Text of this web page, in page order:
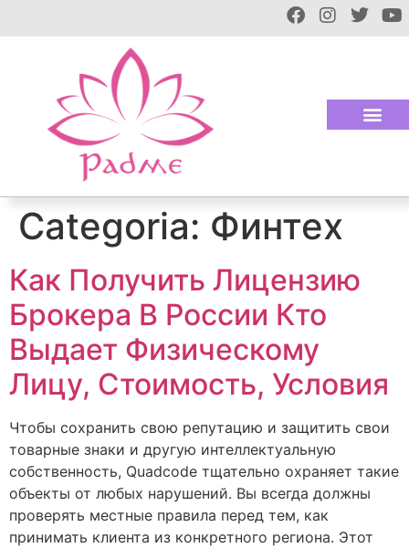
Categoria: Финтех
Как Получить Лицензию
Брокера В России Кто
Выдает Физическому
Лицу, Стоимость, Условия
Чтобы сохранить свою репутацию и защитить свои
товарные знаки и другую интеллектуальную
собственность, Quadcode тщательно охраняет такие
объекты от любых нарушений. Вы всегда должны
проверять местные правила перед тем, как
принимать клиента из конкретного региона. Этот